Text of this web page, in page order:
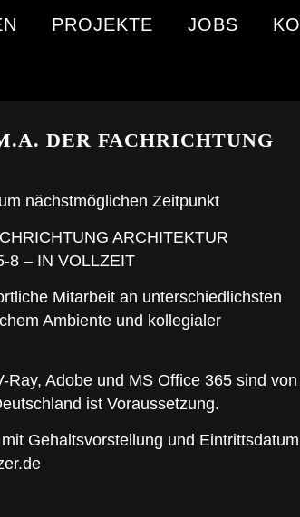
DER FACHRICHTUNG
nächstmöglichen Zeitpunkt
FACHRICHTUNG ARCHITEKTUR
– IN VOLLZEIT
Mitarbeit an unterschiedlichsten
Ambiente und kollegialer
Adobe und MS Office 365 sind von
ist Voraussetzung.
Gehaltsvorstellung und Eintrittsdatum
PROJEKTE JOBS